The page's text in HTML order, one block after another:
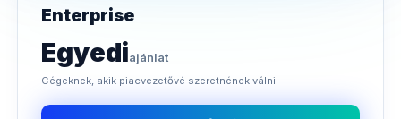
Enterprise
Egyediajánlat
Cégeknek, akik piacvezetővé szeretnének válni